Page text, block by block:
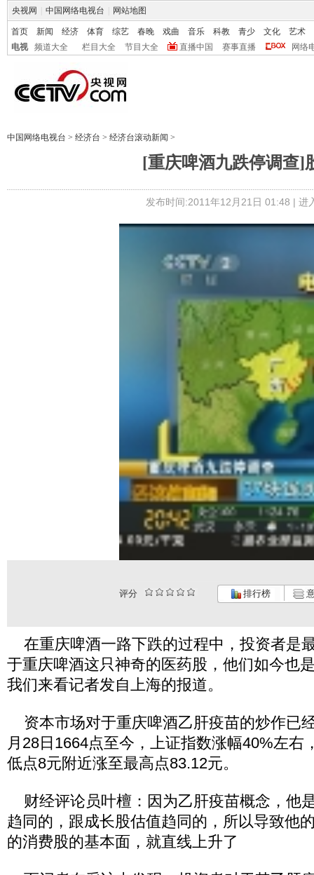
央视网 中国网络电视台 网站地图
首页 新闻 经济 体育 综艺 春晚 戏曲 音乐 科教 青少 文化
艺术
电视
频道大全 栏目大全 节目大全 直播中国 赛事直播 网络
中国网络电视台 > 经济台 > 经济台滚动新闻 >
[重庆啤酒九跌停调查]
发布时间:2011年12月21日 01:48 | 进
评分 排行榜
在重庆啤酒一路下跌的过程中，投资者是
于重庆啤酒这只神奇的医药股，他们如今也
我们来看记者发自上海的报道。
资本市场对于重庆啤酒乙肝疫苗的炒作已
月28日1664点至今，上证指数涨幅40%左右
低点8元附近涨至最高点83.12元。
财经评论员叶檀：因为乙肝疫苗概念，他
趋同的，跟成长股估值趋同的，所以导致他
的消费股的基本面，就直线上升了